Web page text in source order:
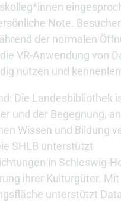
Note.
der normalen
VR-Anwendung von
nutzen und
Die Landesbibliothek
und der Begegnung,
Wissen und Bildung
SHLB unterstützt
in Schleswig-
ihrer Kulturgüter.
unterstützt